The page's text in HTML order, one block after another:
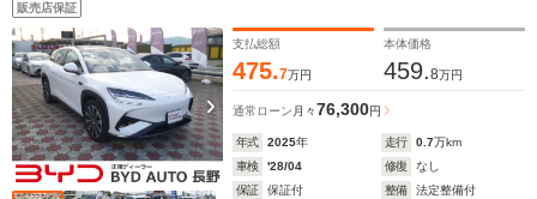
販売店保証
支払総額
475.7万円
本体価格
459.8万円
通常ローン 月々76,300円
年式 2025年 走行 0.7万km
車検
'28/04 修復
なし
保証
保証付 整備
法定整備付